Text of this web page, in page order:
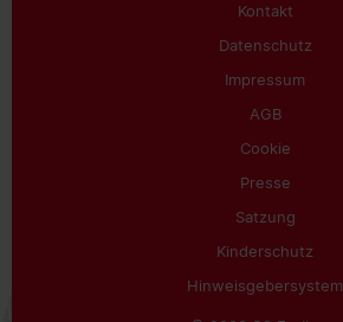
Kontakt
Datenschutz
Impressum
AGB
Cookie
Presse
Satzung
Kinderschutz
Hinweisgebersystem